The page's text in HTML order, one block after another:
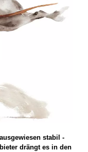
stabil
drängt es in den